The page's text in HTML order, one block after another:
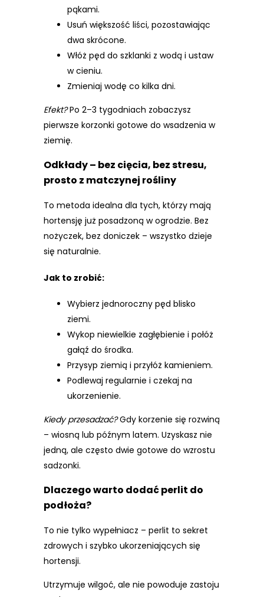
pąkami.
Usuń większość liści, pozostawiając
dwa skrócone.
Włóż pęd do szklanki z wodą i ustaw
w cieniu.
Zmieniaj wodę co kilka dni.
Efekt?Po 2–3 tygodniach zobaczysz
pierwsze korzonki gotowe do wsadzenia w
ziemię.
Odkłady – bez cięcia, bez stresu,
prosto z matczynej rośliny
To metoda idealna dla tych, którzy mają
hortensję już posadzoną w ogrodzie. Bez
nożyczek, bez doniczek – wszystko dzieje
się naturalnie.
Jak to zrobić:
Wybierz jednoroczny pęd blisko
ziemi.
Wykop niewielkie zagłębienie i połóż
gałąź do środka.
Przysyp ziemią i przyłóż kamieniem.
Podlewaj regularnie i czekaj na
ukorzenienie.
Kiedy przesadzać?Gdy korzenie się rozwiną
– wiosną lub późnym latem. Uzyskasz nie
jedną, ale często dwie gotowe do wzrostu
sadzonki.
Dlaczego warto dodać perlit do
podłoża?
To nie tylko wypełniacz – perlit to sekret
zdrowych i szybko ukorzeniających się
hortensji.
Utrzymuje wilgoć, ale nie powoduje zastoju